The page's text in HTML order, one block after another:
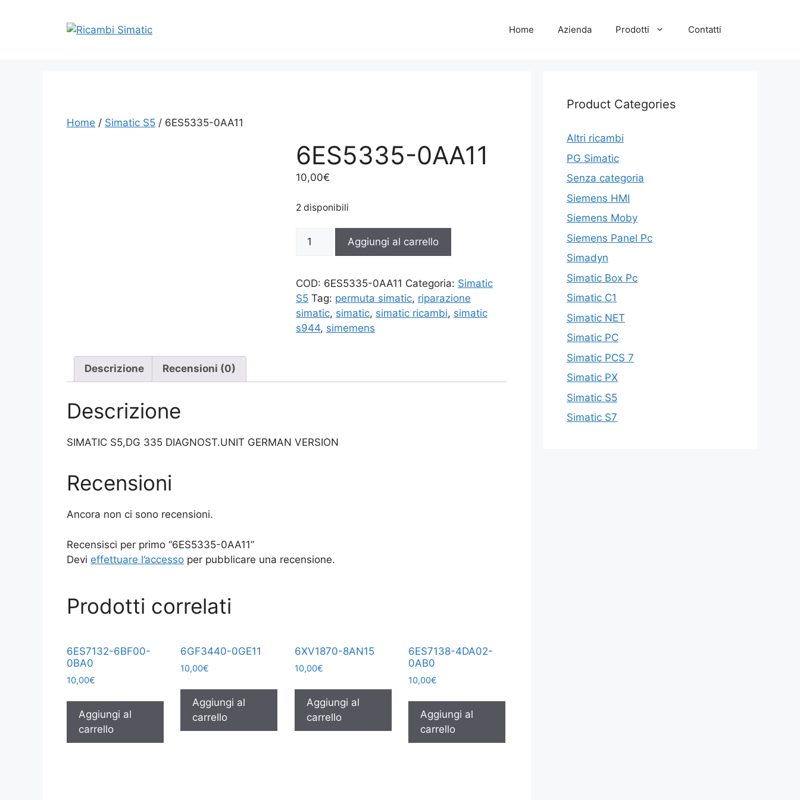
Home Azienda Prodotti Contatti
Home / Simatic S5 / 6ES5335-0AA11
6ES5335-0AA11
10,00€
2 disponibili
0AA11
Aggiungi al carrello
COD: 6ES5335-0AA11 Categoria: Simatic
S5 Tag: permuta simatic, riparazione
simatic, simatic, simatic ricambi, simatic
s944, simemens
Descrizione Recensioni (0)
Descrizione
SIMATIC S5,DG 335 DIAGNOST.UNIT GERMAN VERSION
Recensioni
Ancora non ci sono recensioni.
Recensisci per primo “6ES5335-0AA11”
Devi effettuare l’accesso per pubblicare una recensione.
Prodotti correlati
6ES7132-6BF00-
0BA0
10,00€
Aggiungi al
carrello
6GF3440-0GE11
10,00€
Aggiungi al
carrello
6XV1870-8AN15
10,00€
Aggiungi al
carrello
6ES7138-4DA02-
0AB0
10,00€
Aggiungi al
carrello
Product Categories
Altri ricambi
PG Simatic
Senza categoria
Siemens HMI
Siemens Moby
Siemens Panel Pc
Simadyn
Simatic Box Pc
Simatic C1
Simatic NET
Simatic PC
Simatic PCS 7
Simatic PX
Simatic S5
Simatic S7